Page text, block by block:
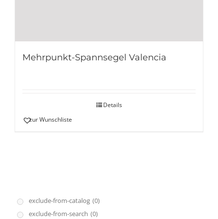
Mehrpunkt-Spannsegel Valencia
Details
zur Wunschliste
exclude-from-catalog (0)
exclude-from-search (0)